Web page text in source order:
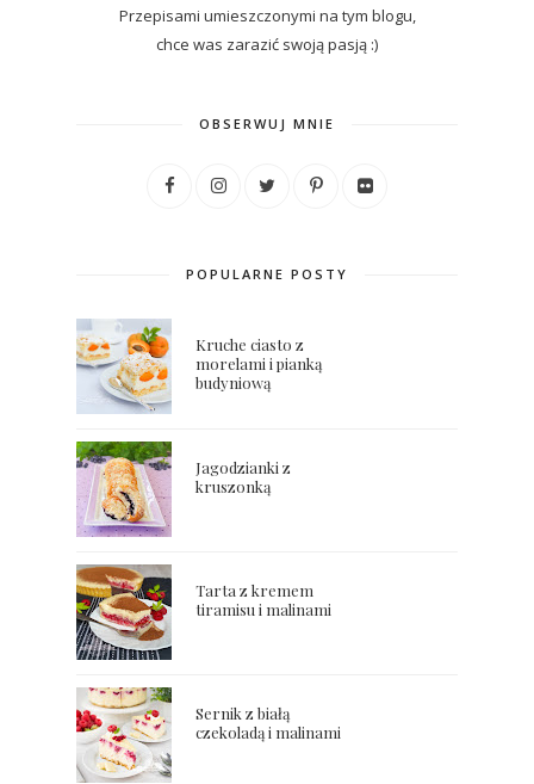
Przepisami umieszczonymi na tym blogu,
chce was zarazić swoją pasją :)
OBSERWUJ MNIE
POPULARNE POSTY
Kruche ciasto z
morelami i pianką
budyniową
Jagodzianki z
kruszonką
Tarta z kremem
tiramisu i malinami
Sernik z białą
czekoladą i malinami